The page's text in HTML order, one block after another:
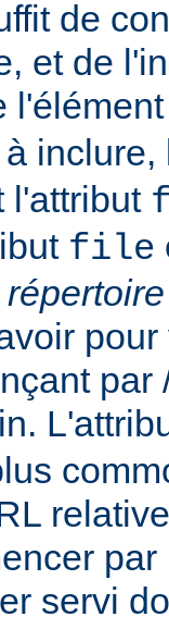
de
et de
l'attribut
file
par
servi